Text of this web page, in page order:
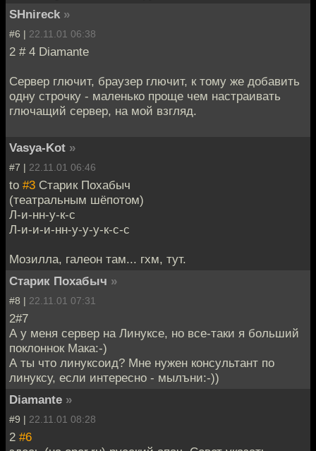
SHnireck »
#6 | 22.11.01 06:38
2 # 4 Diamante
Сервер глючит, браузер глючит, к тому же добавить
одну строчку - маленько проще чем настраивать
глючащий сервер, на мой взгляд.
Vasya-Kot »
#7 | 22.11.01 06:46
to #3 Старик Похабыч
(театральным шёпотом)
Л-и-нн-у-к-с
Л-и-и-и-нн-у-у-у-к-с-с
Мозилла, галеон там... гхм, тут.
Старик Похабыч »
#8 | 22.11.01 07:31
2#7
А у меня сервер на Линуксе, но все-таки я больший
поклоннок Мака:-)
А ты что линуксоид? Мне нужен консультант по
линуксу, если интересно - мылъни:-))
Diamante »
#9 | 22.11.01 08:28
2 #6